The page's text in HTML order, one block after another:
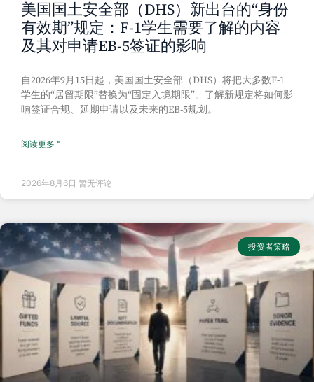
美国国土安全部（DHS）新出台的“身份
有效期”规定：F-1学生需要了解的内容
及其对申请EB-5签证的影响
自2026年9月15日起，美国国土安全部（DHS）将把大多数F-1
学生的“居留期限”替换为“固定入境期限”。了解新规定将如何影
响签证合规、延期申请以及未来的EB-5规划。
阅读更多 "
2026年8月6日 暂无评论
投资者策略